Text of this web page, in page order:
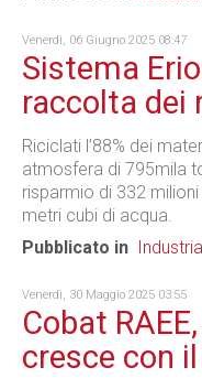
Venerdì, 06 Giugno 2025 08:47
Sistema
raccolta dei
Riciclati l’88% dei
atmosfera di 795mila
risparmio di 332
metri cubi di acqua.
Pubblicato in
Industria
Venerdì, 30 Maggio 2025 03:55
Cobat
cresce con